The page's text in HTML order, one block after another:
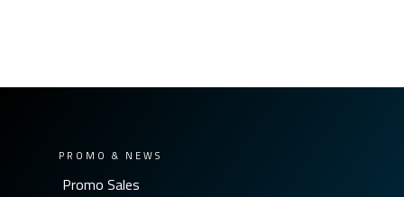
PROMO & NEWS
Promo Sales